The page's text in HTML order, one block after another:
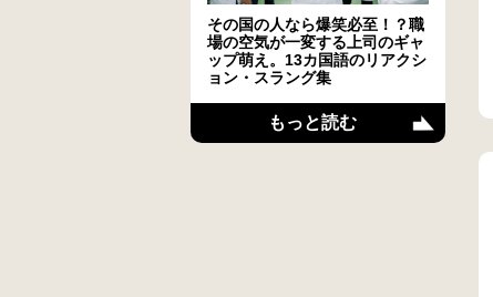
その国の人なら爆笑必至！？職
場の空気が一変する上司のギャ
ップ萌え。13カ国語のリアクシ
ョン・スラング集
もっと読む